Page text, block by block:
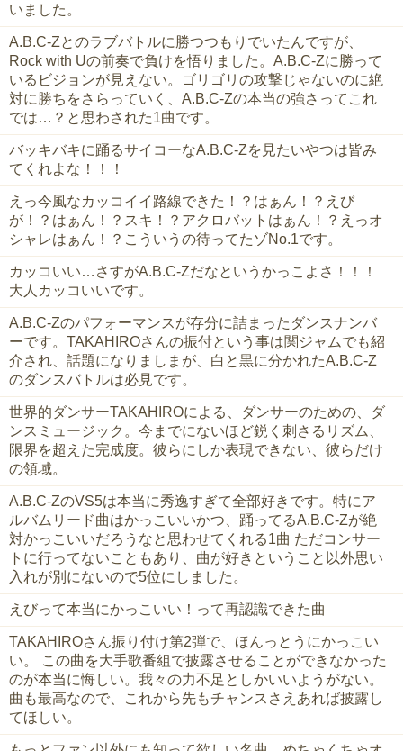
いました。
A.B.C-Zとのラブバトルに勝つつもりでいたんですが、
Rock with Uの前奏で負けを悟りました。A.B.C-Zに勝って
いるビジョンが見えない。ゴリゴリの攻撃じゃないのに絶
対に勝ちをさらっていく、A.B.C-Zの本当の強さってこれ
では…？と思わされた1曲です。
バッキバキに踊るサイコーなA.B.C-Zを見たいやつは皆み
てくれよな！！！
えっ今風なカッコイイ路線できた！？はぁん！？えび
が！？はぁん！？スキ！？アクロバットはぁん！？えっオ
シャレはぁん！？こういうの待ってたゾNo.1です。
カッコいい…さすがA.B.C-Zだなというかっこよさ！！！
大人カッコいいです。
‪A.B.C-Z‬のパフォーマンスが存分に詰まったダンスナンバ
ーです。TAKAHIROさんの振付という事は関ジャムでも紹
介され、話題になりましまが、白と黒に分かれた‪A.B.C-Z‬
のダンスバトルは必見です。
世界的ダンサーTAKAHIROによる、ダンサーのための、ダ
ンスミュージック。今までにないほど鋭く刺さるリズム、
限界を超えた完成度。彼らにしか表現できない、彼らだけ
の領域。
A.B.C-ZのVS5は本当に秀逸すぎて全部好きです。特にア
ルバムリード曲はかっこいいかつ、踊ってるA.B.C-Zが絶
対かっこいいだろうなと思わせてくれる1曲 ただコンサー
トに行ってないこともあり、曲が好きということ以外思い
入れが別にないので5位にしました。
えびって本当にかっこいい！って再認識できた曲
TAKAHIROさん振り付け第2弾で、ほんっとうにかっこい
い。 この曲を大手歌番組で披露させることができなかった
のが本当に悔しい。我々の力不足としかいいようがない。
曲も最高なので、これから先もチャンスさえあれば披露し
てほしい。